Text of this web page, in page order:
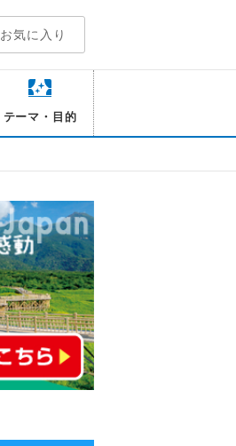
お気に入り
テーマ・目的